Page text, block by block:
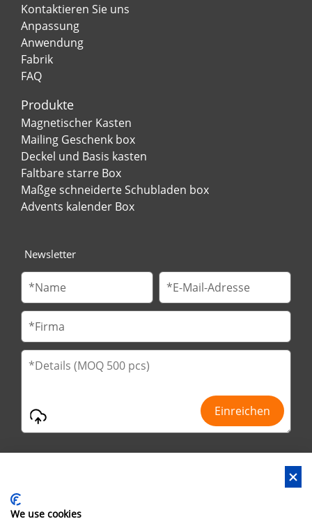
Kontaktieren Sie uns
Anpassung
Anwendung
Fabrik
FAQ
Produkte
Magnetischer Kasten
Mailing Geschenk box
Deckel und Basis kasten
Faltbare starre Box
Maßge schneiderte Schubladen box
Advents kalender Box
Newsletter
We use cookies